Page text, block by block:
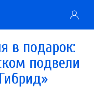
в подарок:
подвели